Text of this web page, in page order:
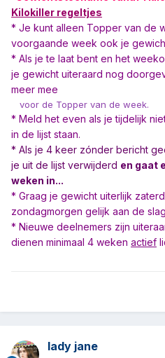
Kilokiller regeltjes
* Je kunt alleen Topper van de
voorgaande week ook je
* Als je te laat bent en het
je gewicht uiteraard nog
meer mee
voor de Topper van de week.
* Meld het even als je tijdelijk
in de lijst staan.
* Als je 4 keer zónder bericht
je uit de lijst verwijderd en gaat
weken in...
* Graag je gewicht uiterlijk
zondagmorgen gelijk aan de
* Nieuwe deelnemers zijn
dienen minimaal 4 weken actief
lady jane